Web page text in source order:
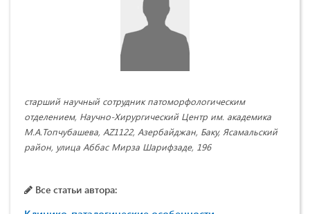
старший научный сотрудник патоморфологическим
отделением, Научно-Хирургический Центр им. академика
М.А.Топчубашева, AZ1122, Азербайджан, Баку, Ясамальский
район, улица Аббас Мирза Шарифзаде, 196
Все статьи автора: